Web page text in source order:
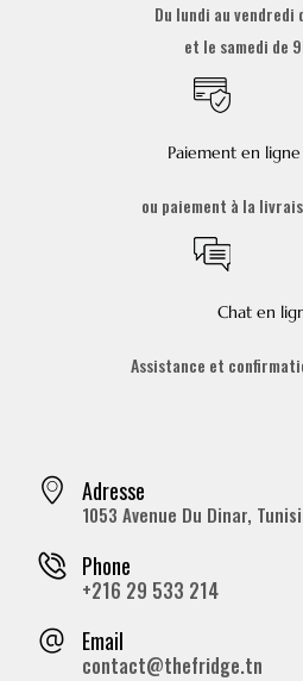
Du lundi au vendredi
et le samedi de
Paiement en ligne
ou paiement à la
Chat en
Assistance et
Adresse
1053 Avenue Du Dinar,
Phone
+216 29 533 214
Email
contact@thefridge.tn